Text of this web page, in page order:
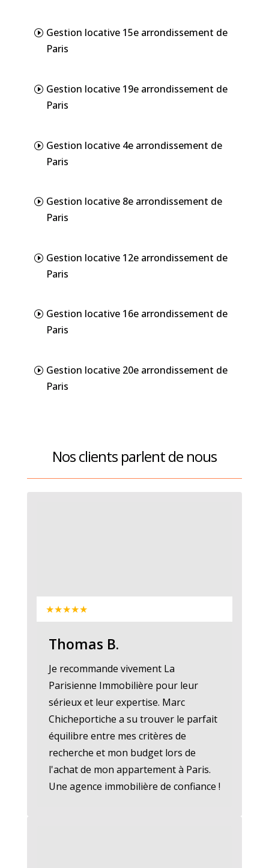
Gestion locative 15e arrondissement de
Paris
Gestion locative 19e arrondissement de
Paris
Gestion locative 4e arrondissement de
Paris
Gestion locative 8e arrondissement de
Paris
Gestion locative 12e arrondissement de
Paris
Gestion locative 16e arrondissement de
Paris
Gestion locative 20e arrondissement de
Paris
Nos clients parlent de nous
★★★★★
Thomas B.
Je recommande vivement La
Parisienne Immobilière pour leur
sérieux et leur expertise. Marc
Chicheportiche a su trouver le parfait
équilibre entre mes critères de
recherche et mon budget lors de
l'achat de mon appartement à Paris.
Une agence immobilière de confiance !